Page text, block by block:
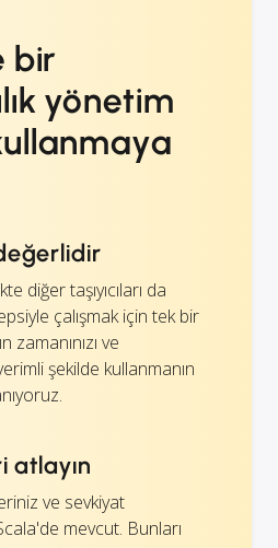
bir
yönetim
diğer taşıyıcıları da
çalışmak için tek bir
zamanınızı ve
şekilde kullanmanın
atlayın
ve sevkiyat
mevcut. Bunları